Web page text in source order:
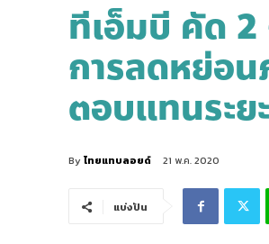
ทีเอ็มบี คัด 2
การลดหย่อ
ตอบแทนระย
By ไทยแทบลอยด์ 21 พ.ค. 2020
แบ่งปัน